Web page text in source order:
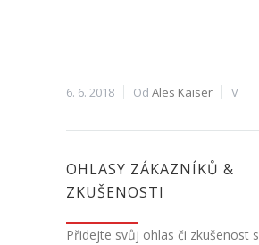
6. 6. 2018 Od Ales Kaiser V
OHLASY ZÁKAZNÍKŮ &
ZKUŠENOSTI
Přidejte svůj ohlas či zkušenost s